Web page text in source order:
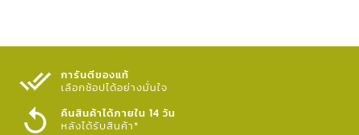
การันตีของแท้
เลือกช้อปได้อย่างมั่นใจ​
คืนสินค้าได้ภายใน 14 วัน
หลังได้รับสินค้า*